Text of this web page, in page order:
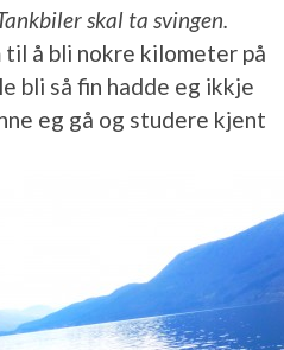
skal ta svingen.
å bli nokre kilometer på
bli så fin hadde eg ikkje
eg gå og studere kjent